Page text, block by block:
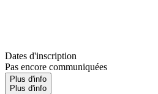
Dates d'inscription
Pas encore communiquées
Plus d'info
Plus d'info